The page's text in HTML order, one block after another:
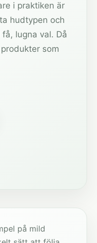
i praktiken är
hudtypen och
lugna val. Då
som
på mild